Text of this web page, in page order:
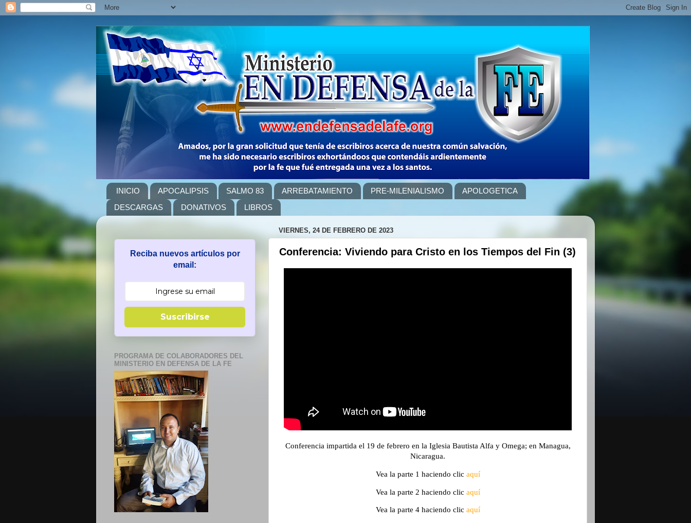
INICIO APOCALIPSIS SALMO 83 ARREBATAMIENTO PRE-MILENIALISMO
APOLOGETICA
DESCARGAS
DONATIVOS LIBROS
VIERNES, 24 DE FEBRERO DE 2023
Conferencia: Viviendo para Cristo en los Tiempos del Fin (3)
Conferencia impartida el 19 de febrero en la Iglesia Bautista Alfa y Omega; en Managua,
Nicaragua.
Vea la parte 1 haciendo clic aquí
Vea la parte 2 haciendo clic aquí
Vea la parte 4 haciendo clic aquí
Reciba nuevos artículos por
email:
Suscribirse
PROGRAMA DE COLABORADORES DEL
MINISTERIO EN DEFENSA DE LA FE